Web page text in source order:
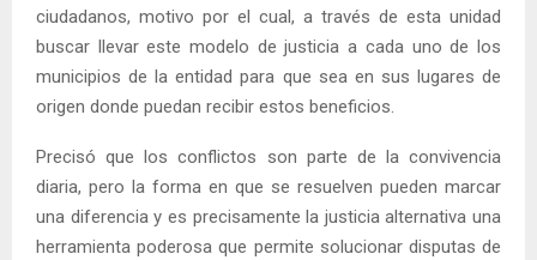
ciudadanos, motivo por el cual, a través de esta unidad
buscar llevar este modelo de justicia a cada uno de los
municipios de la entidad para que sea en sus lugares de
origen donde puedan recibir estos beneficios.
Precisó que los conflictos son parte de la convivencia
diaria, pero la forma en que se resuelven pueden marcar
una diferencia y es precisamente la justicia alternativa una
herramienta poderosa que permite solucionar disputas de